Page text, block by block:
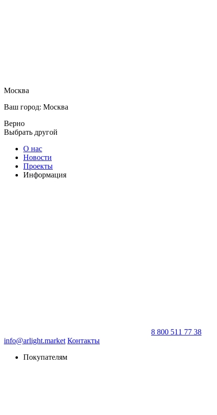
Москва
Ваш город: Москва
Верно
Выбрать другой
О нас
Новости
Проекты
Информация
8 800 511 77 38
info@arlight.market Контакты
Покупателям